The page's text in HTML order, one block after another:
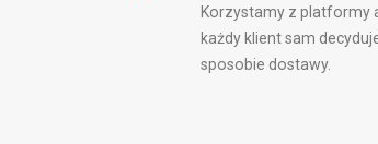
Korzystamy z platformy
każdy klient sam
sposobie dostawy.